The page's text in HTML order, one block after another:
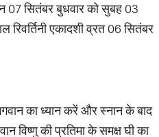
07 ​सितंबर बुधवार को सुबह 03
एकादशी व्रत 06 सितंबर
का ध्यान करें और स्नान के बाद
विष्णु की प्रतिमा के समक्ष घी का